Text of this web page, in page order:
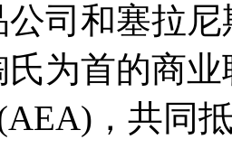
公司和塞拉
为首的商业
，共同